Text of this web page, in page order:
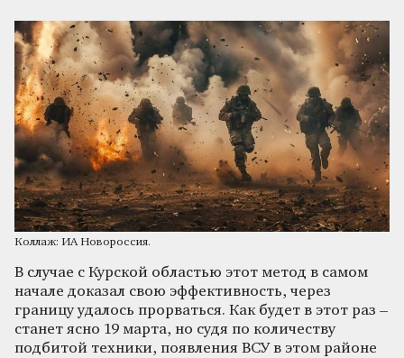
Коллаж: ИА Новороссия.
В случае с Курской областью этот метод в самом
начале доказал свою эффективность, через
границу удалось прорваться. Как будет в этот раз –
станет ясно 19 марта, но судя по количеству
подбитой техники, появления ВСУ в этом районе